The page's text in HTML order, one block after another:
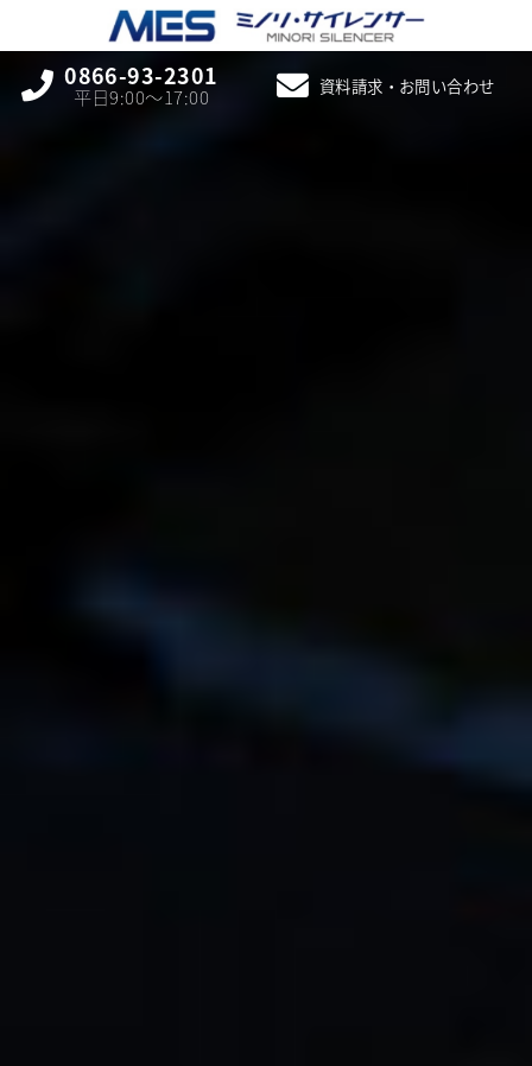
0866-93-2301
平日9:00〜17:00 資料請求・お問い合わせ